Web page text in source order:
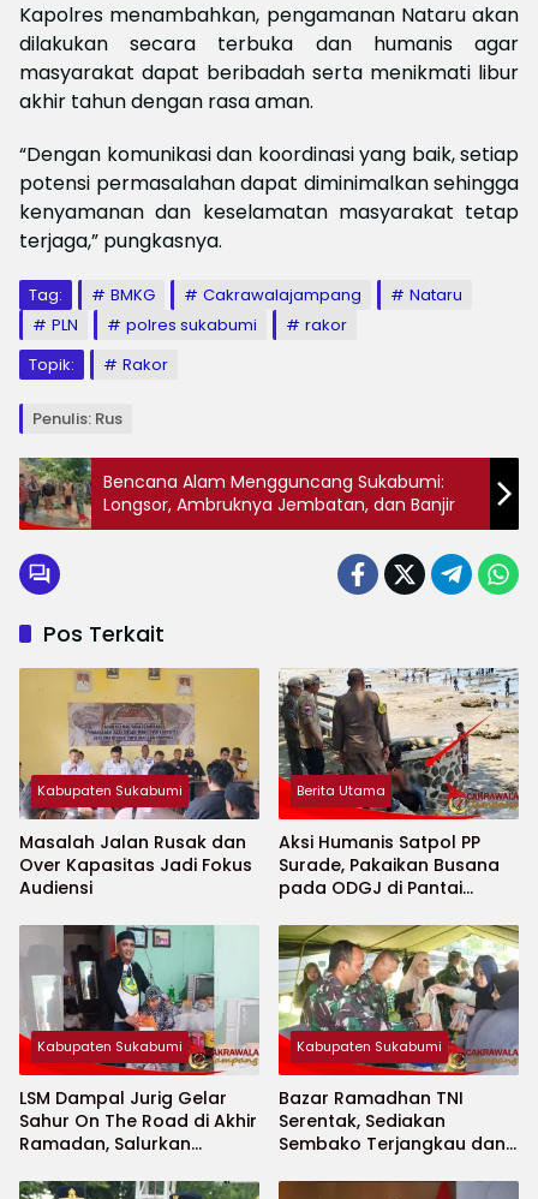
Kapolres menambahkan, pengamanan Nataru akan
dilakukan secara terbuka dan humanis agar
masyarakat dapat beribadah serta menikmati libur
akhir tahun dengan rasa aman.
“Dengan komunikasi dan koordinasi yang baik, setiap
potensi permasalahan dapat diminimalkan sehingga
kenyamanan dan keselamatan masyarakat tetap
terjaga,” pungkasnya.
Tag: BMKG Cakrawalajampang
Nataru
PLN
polres sukabumi
rakor
Topik:
Rakor
Penulis: Rus
Bencana Alam Mengguncang Sukabumi:
Longsor, Ambruknya Jembatan, dan Banjir
Pos Terkait
Kabupaten Sukabumi
Masalah Jalan Rusak dan
Over Kapasitas Jadi Fokus
Audiensi
Berita Utama
Aksi Humanis Satpol PP
Surade, Pakaikan Busana
pada ODGJ di Pantai
Kabupaten Sukabumi
LSM Dampal Jurig Gelar
Sahur On The Road di Akhir
Ramadan, Salurkan
Jompo dan Anak Yatim
Kabupaten Sukabumi
Bazar Ramadhan TNI
Serentak, Sediakan
Sembako Terjangkau dan